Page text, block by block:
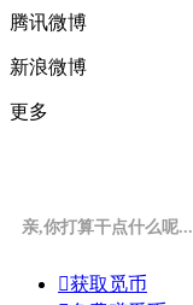
腾讯微博
新浪微博
更多
亲,你打算干点什么呢...
获取觅币